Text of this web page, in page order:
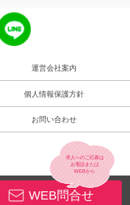
運営会社案内
個人情報保護方針
お問い合わせ
求人へのご応募は
お電話または
WEBから
WEB問合せ